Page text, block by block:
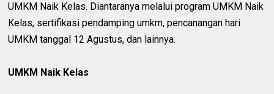
UMKM Naik Kelas. Diantaranya melalui program UMKM Naik
Kelas, sertifikasi pendamping umkm, pencanangan hari
UMKM tanggal 12 Agustus, dan lainnya.
UMKM Naik Kelas